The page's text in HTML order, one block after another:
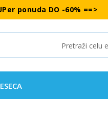
ponuda DO -60% ==>